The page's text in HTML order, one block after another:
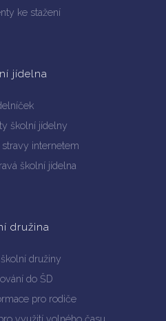
ke stažení
jídelna
školní jídelny
internetem
školní jídelna
družina
družiny
do ŠD
pro rodiče